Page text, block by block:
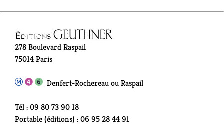
278 Boulevard Raspail
75014 Paris
Denfert-Rochereau ou Raspail
Tél : 09 80 73 90 18
Portable (éditions) : 06 95 28 44 91